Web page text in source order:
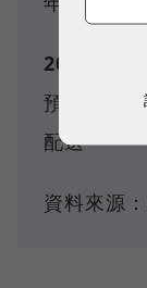
2025〉
2
預計年底
配送
資料來源